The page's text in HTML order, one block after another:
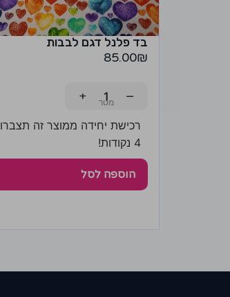
בד פלנל דגם לבבות
85.00₪
−
+
רכישת יחידה ממוצר זה תצברו
4 נקודות!
הוספה לסל